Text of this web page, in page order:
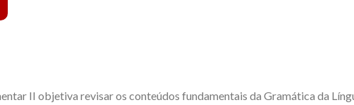
II objetiva revisar os conteúdos fundamentais da Gramática da